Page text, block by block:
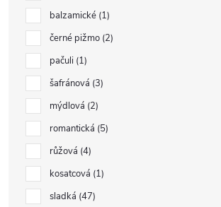
balzamické 1
černé pižmo 2
pačuli 1
šafránová 3
mýdlová 2
romantická 5
růžová 4
kosatcová 1
sladká 47